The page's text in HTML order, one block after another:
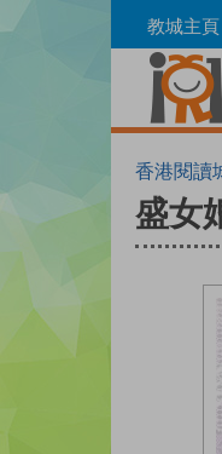
to
教城主頁
香港閱讀
盛女